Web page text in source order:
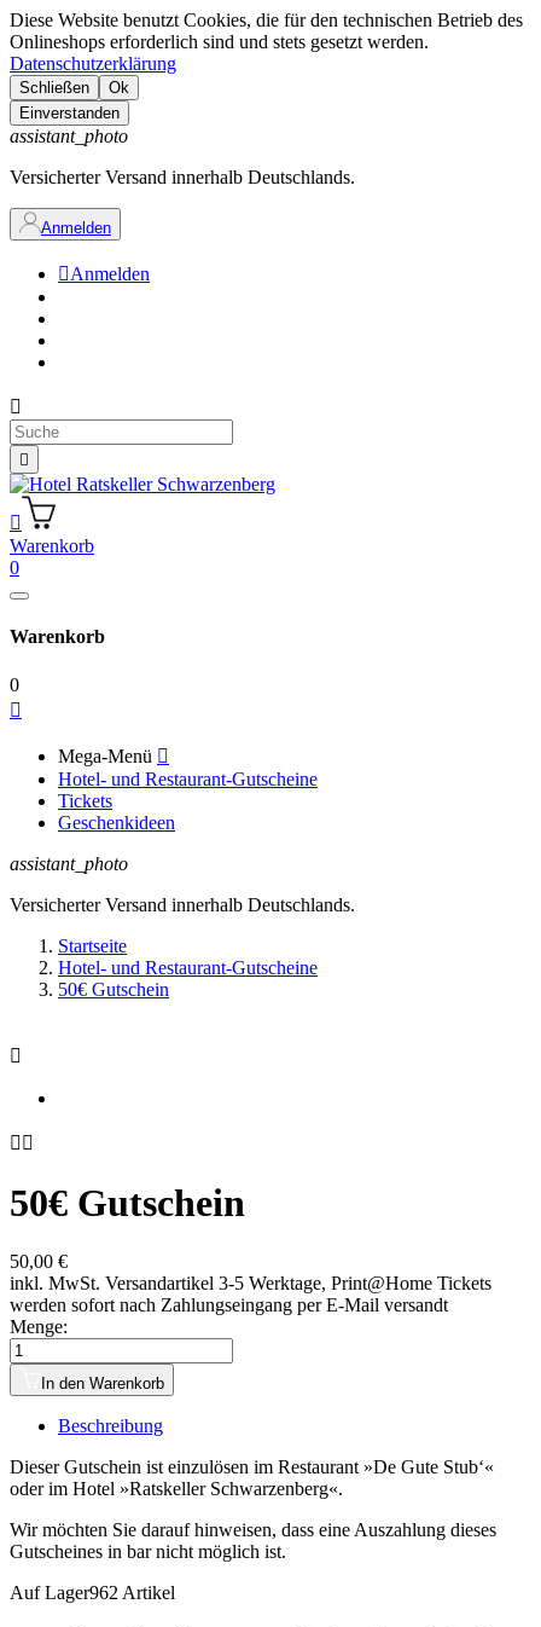
Diese Website benutzt Cookies, die für den technischen Betrieb des
Onlineshops erforderlich sind und stets gesetzt werden.
Datenschutzerklärung
Schließen
Ok
Einverstanden
assistant_photo
Versicherter Versand innerhalb Deutschlands.
Anmelden
Anmelden



Warenkorb
0
Warenkorb
0

Mega-Menü 
Hotel- und Restaurant-Gutscheine
Tickets
Geschenkideen
assistant_photo
Versicherter Versand innerhalb Deutschlands.
Startseite
Hotel- und Restaurant-Gutscheine
50€ Gutschein

 
50€ Gutschein
50,00 €
inkl. MwSt. Versandartikel 3-5 Werktage, Print@Home Tickets
werden sofort nach Zahlungseingang per E-Mail versandt
Menge:
In den Warenkorb
Beschreibung
Dieser Gutschein ist einzulösen im Restaurant »De Gute Stub‘«
oder im Hotel »Ratskeller Schwarzenberg«.
Wir möchten Sie darauf hinweisen, dass eine Auszahlung dieses
Gutscheines in bar nicht möglich ist.
Auf Lager962 Artikel